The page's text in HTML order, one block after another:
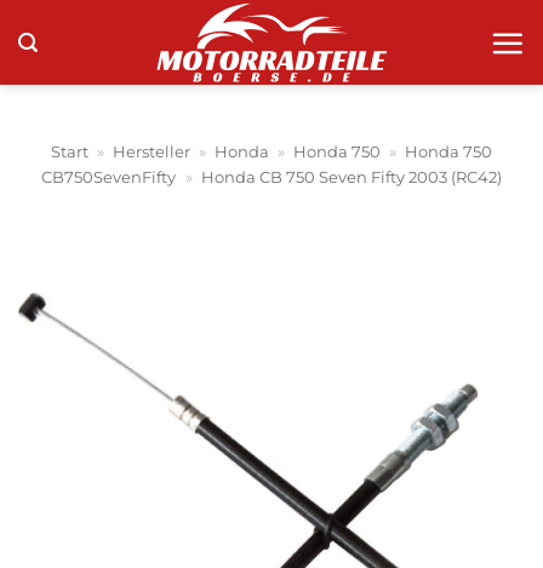
Inhalt
springen
Start » Hersteller » Honda » Honda 750 » Honda 750
CB750SevenFifty » Honda CB 750 Seven Fifty 2003 (RC42)